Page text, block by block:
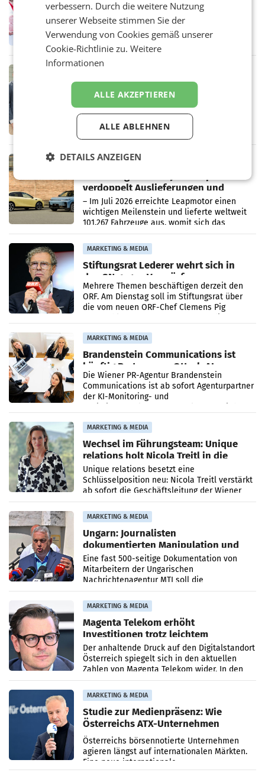
Ober- und Niederösterreich
WIENER NEUDORF. – Im Rahmen einer
laufenden Modernisierungsoffensive
erneuert Penny zwei Filialen in Nieder- und
Oberösterreich. Die beiden Standorte liegen
in Haag sowie im rund
Alles bereit für den Wechsel: Jürgen
Albrecht setzt ab 1.1.2027 auf Adeg
WIENER NEUDORF. – Die geplante
Zusammenarbeit zwischen Adeg und dem
Vorarlberger Kaufmann Jürgen Albrecht ist
kartellrechtlich freigegeben: Die
Bundeskartellanwalt
MOBILITY BUSINESS
verdoppelt Auslieferungen und
überschreitet die 100.000er-Marke
– Im Juli 2026 erreichte Leapmotor einen
wichtigen Meilenstein und lieferte weltweit
101.267 Fahrzeuge aus, womit sich das
Ergebnis gegenüber Juli 2025 mehr als
verdoppelte (+102
MARKETING & MEDIA
Stiftungsrat Lederer wehrt sich in
den SN gegen Vorwürfe
Mehrere Themen beschäftigen derzeit den
ORF. Am Dienstag soll im Stiftungsrat über
die vom neuen ORF-Chef Clemens Pig
MARKETING & MEDIA
Brandenstein Communications ist
künftig Partner von OtterlyAI
Die Wiener PR-Agentur Brandenstein
Communications ist ab sofort Agenturpartner
der KI-Monitoring- und
MARKETING & MEDIA
Wechsel im Führungsteam: Unique
relations holt Nicola Treitl in die
Geschäftsleitung
Unique relations besetzt eine
Schlüsselposition neu: Nicola Treitl verstärkt
ab sofort die Geschäftsleitung der Wiener
PR-Agentur an der Seite von Josef Kalina und
Anna Kalina-Mahr.
MARKETING & MEDIA
Ungarn: Journalisten
dokumentierten Manipulation und
Zensur
Eine fast 500-seitige Dokumentation von
Mitarbeitern der Ungarischen
Nachrichtenagentur MTI soll die
systematische Nachrichten-Manipulation und
Zensur bei der Agentur während der Zeit
MARKETING & MEDIA
Magenta Telekom erhöht
Investitionen trotz leichtem
Umsatzrückgang
Der anhaltende Druck auf den Digitalstandort
Österreich spiegelt sich in den aktuellen
Zahlen von Magenta Telekom wider. In den
ersten sechs Monaten des laufenden Jahres
verzeichnete
MARKETING & MEDIA
Studie zur Medienpräsenz: Wie
Österreichs ATX-Unternehmen
international wahrgenommen
werden
Österreichs börsennotierte Unternehmen
agieren längst auf internationalen Märkten.
Eine neue internationale
Medienresonanzanalyse untersucht die
verbessern. Durch die weitere Nutzung
unserer Webseite stimmen Sie der
Verwendung von Cookies gemäß unserer
Cookie-Richtlinie zu.Weitere
Informationen
ALLE AKZEPTIEREN
ALLE ABLEHNEN
DETAILS ANZEIGEN